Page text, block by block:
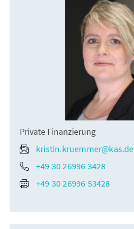
Private Finanzierung
kristin.kruemmer@kas.de
+49 30 26996 3428
+49 30 26996 53428